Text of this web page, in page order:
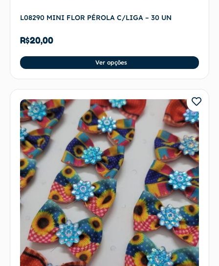
L08290 MINI FLOR PÉROLA C/LIGA – 30 UN
R$20,00
Ver opções